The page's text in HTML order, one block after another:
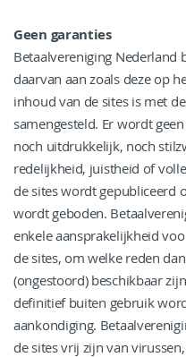
Geen garanties
Betaalvereniging Nederland
daarvan aan zoals deze op
inhoud van de sites is met
samengesteld. Er wordt
noch uitdrukkelijk, noch
redelijkheid, juistheid of
de sites wordt gepubliceerd
wordt geboden.
enkele aansprakelijkheid
de sites, om welke reden
(ongestoord) beschikbaar
definitief buiten gebruik
aankondiging.
de sites vrij zijn van